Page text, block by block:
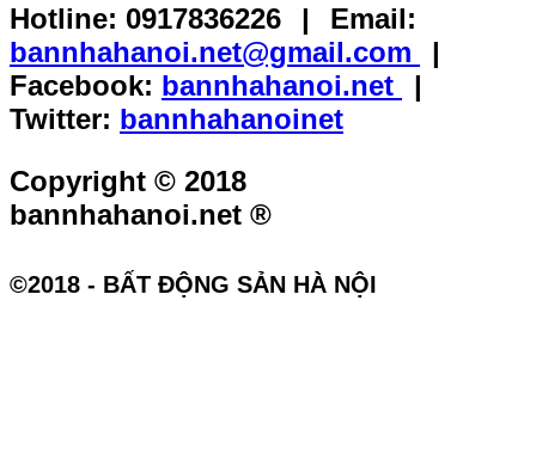
Hotline: 0917836226 |
Email:
bannhahanoi.net@gmail.com
|
Facebook: bannhahanoi.net
|
Twitter: bannhahanoinet
Copyright © 2018
bannhahanoi.net ®
©2018 - BẤT ĐỘNG SẢN HÀ NỘI